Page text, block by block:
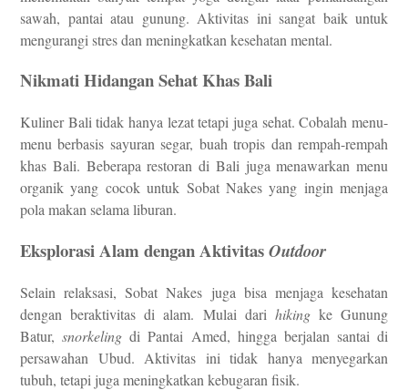
sawah, pantai atau gunung. Aktivitas ini sangat baik untuk
mengurangi stres dan meningkatkan kesehatan mental.
Nikmati Hidangan Sehat Khas Bali
Kuliner Bali tidak hanya lezat tetapi juga sehat. Cobalah menu-
menu berbasis sayuran segar, buah tropis dan rempah-rempah
khas Bali. Beberapa restoran di Bali juga menawarkan menu
organik yang cocok untuk Sobat Nakes yang ingin menjaga
pola makan selama liburan.
Eksplorasi Alam dengan AktivitasOutdoor
Selain relaksasi, Sobat Nakes juga bisa menjaga kesehatan
dengan beraktivitas di alam. Mulai dari hikingke Gunung
Batur,snorkeling di Pantai Amed, hingga berjalan santai di
persawahan Ubud. Aktivitas ini tidak hanya menyegarkan
tubuh, tetapi juga meningkatkan kebugaran fisik.